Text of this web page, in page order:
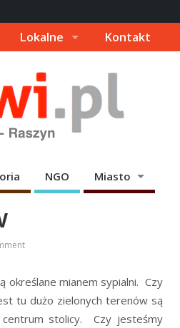
Lokalne Kontakt
NGO Miasto
określane mianem sypialni. Czy
tu dużo zielonych terenów są
stolicy. Czy jesteśmy